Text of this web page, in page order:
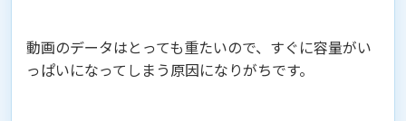
動画のデータはとっても重たいので、すぐに容量がい
っぱいになってしまう原因になりがちです。